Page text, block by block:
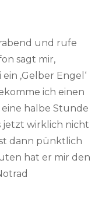
und rufe
sagt mir,
‚Gelber Engel‘
ich einen
halbe Stunde
jetzt wirklich nicht
dann pünktlich
hat er mir den